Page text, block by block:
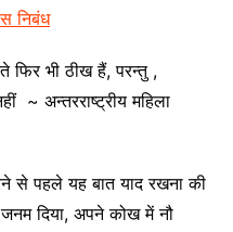
निबंध
फिर भी ठीख हैं, परन्तु ,
~ अन्तरराष्ट्रीय महिला
से पहले यह बात याद रखना की
दिया, अपने कोख में नौ